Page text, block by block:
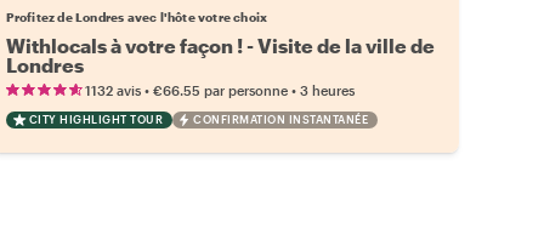
Profitez de Londres avec l'hôte votre choix
Withlocals à votre façon ! - Visite de la ville de
Londres
1132 avis• €66.55 par personne• 3 heures
CITY HIGHLIGHT TOUR CONFIRMATION INSTANTANÉE